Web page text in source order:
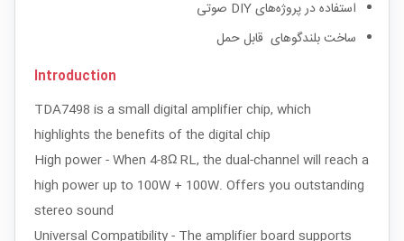
استفاده در پروژه‌های DIY صوتی
ساخت بلندگوهای قابل حمل
Introduction
TDA7498 is a small digital amplifier chip, which
highlights the benefits of the digital chip
High power - When 4-8Ω RL, the dual-channel will reach a
high power up to 100W + 100W. Offers you outstanding
stereo sound
Universal Compatibility - The amplifier board supports